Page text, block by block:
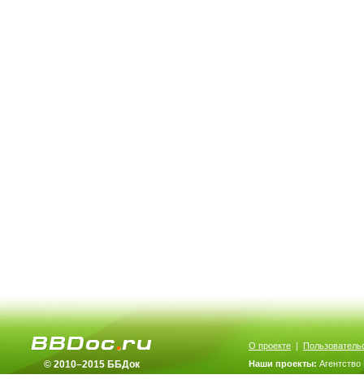
© 2010–2015 ББДок
О проекте |
Наши проекты: